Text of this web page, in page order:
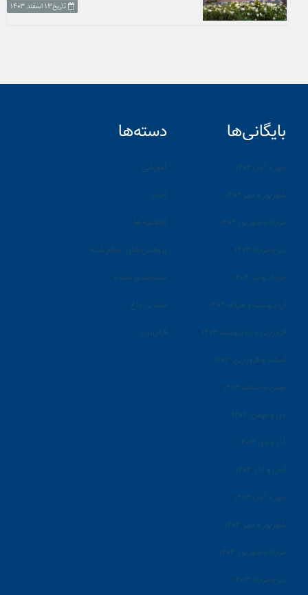
تاریخ۱۳ اسفند ۱۴۰۳
بایگانی‌ها
مهر و آبان ۱۴۰۴
شهریور و مهر ۱۴۰۴
مرداد و شهریور ۱۴۰۴
تیر و مرداد ۱۴۰۴
خرداد و تیر ۱۴۰۴
اردیبهشت و خرداد ۱۴۰۴
فروردین و اردیبهشت ۱۴۰۴
اسفند و فروردین ۱۴۰۳
بهمن و اسفند ۱۴۰۳
دی و بهمن ۱۴۰۳
آذر و دی ۱۴۰۳
آبان و آذر ۱۴۰۳
مهر و آبان ۱۴۰۳
شهریور و مهر ۱۴۰۳
مرداد و شهریور ۱۴۰۳
تیر و مرداد ۱۴۰۳
دسته‌ها
آموزشی
اخبار
اطلاعیه ها
پژوهش های انجام شده
دسته‌بندی نشده
صندلی داغ
قران،زن